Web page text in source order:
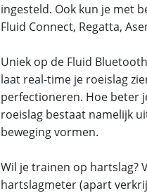
ingesteld. Ook kun je met
Fluid Connect, Regatta,
Uniek op de Fluid
laat real-time je roeislag
perfectioneren. Hoe beter
roeislag bestaat namelijk
beweging vormen.
Wil je trainen op hartslag?
hartslagmeter (apart